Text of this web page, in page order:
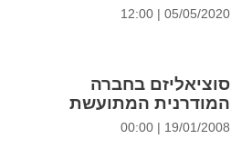
05/05/2020 | 12:00
סוציאליזם בחברה
המודרנית המתועשת
19/01/2008 | 00:00